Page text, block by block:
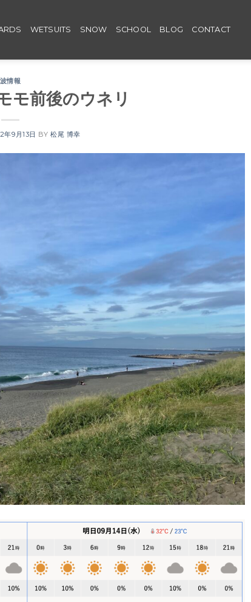
WETSUITS SNOW SCHOOL BLOG CONTACT
波情報
モ前後のウネリ
年9月13日 BY松尾 博幸